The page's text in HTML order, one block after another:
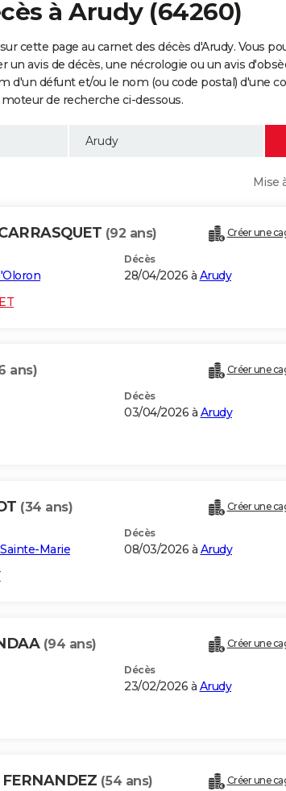
à Arudy (64260)
cette page au carnet des décès d'Arudy. Vous
un avis de décès, une nécrologie ou un avis
d'un défunt et/ou le nom (ou code postal) d'une
de recherche ci-dessous.
Mise
(92 ans) Créer une
Décès
28/04/2026 à Arudy
ans) Créer une
Décès
03/04/2026 à Arudy
(34 ans) Créer une
Marie
Décès
08/03/2026 à Arudy
(94 ans) Créer une
Décès
23/02/2026 à Arudy
(54 ans) Créer une